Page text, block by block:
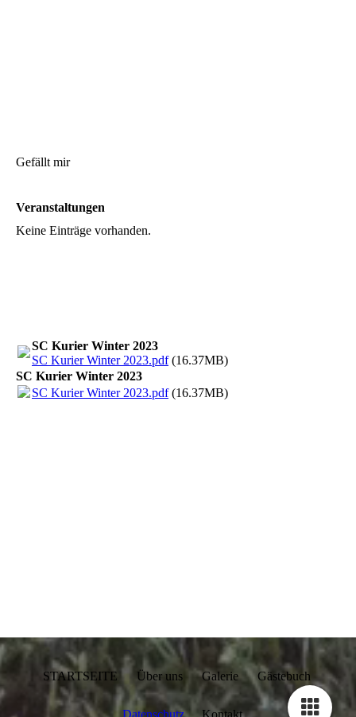
Gefällt mir
Veranstaltungen
Keine Einträge vorhanden.
SC Kurier Winter 2023
SC Kurier Winter 2023.pdf(16.37MB)
SC Kurier Winter 2023
SC Kurier Winter 2023.pdf(16.37MB)
STARTSEITE Über uns Galerie Gästebuch